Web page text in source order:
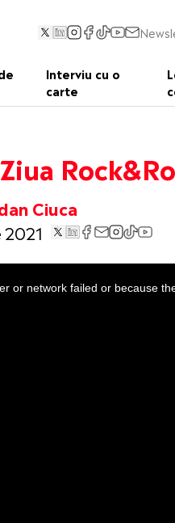
Interviu cu o
carte
Ciuca
or network failed or because